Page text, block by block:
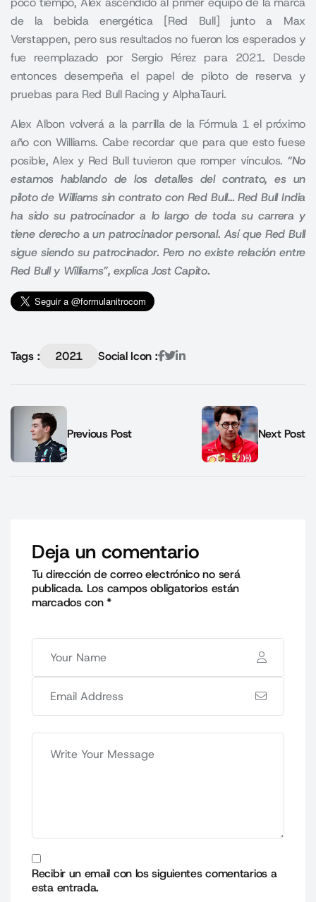
de la bebida energética [Red Bull] junto a Max
Verstappen, pero sus resultados no fueron los esperados y
fue reemplazado por Sergio Pérez para 2021. Desde
entonces desempeña el papel de piloto de reserva y
pruebas para Red Bull Racing y AlphaTauri.
Alex Albon volverá a la parrilla de la Fórmula 1 el próximo
año con Williams. Cabe recordar que para que esto fuese
posible, Alex y Red Bull tuvieron que romper vínculos. “No
estamos hablando de los detalles del contrato, es un
piloto de Williams sin contrato con Red Bull… Red Bull India
ha sido su patrocinador a lo largo de toda su carrera y
tiene derecho a un patrocinador personal. Así que Red Bull
sigue siendo su patrocinador. Pero no existe relación entre
Red Bull y Williams”, explica Jost Capito.
Tags : 2021 Social Icon :
Previous Post Next Post
Deja un comentario
Tu dirección de correo electrónico no será
publicada. Los campos obligatorios están
marcados con*
Recibir un email con los siguientes comentarios a
esta entrada.